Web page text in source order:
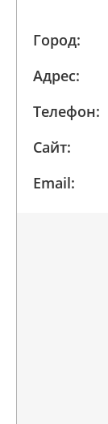
Город:
Адрес:
Телефон:
Сайт:
Email: